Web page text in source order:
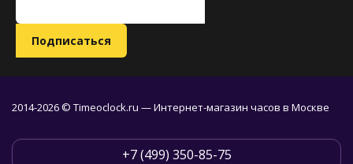
2014-2026 © Timeoclock.ru — Интернет-магазин часов в Москве
+7 (499) 350-85-75